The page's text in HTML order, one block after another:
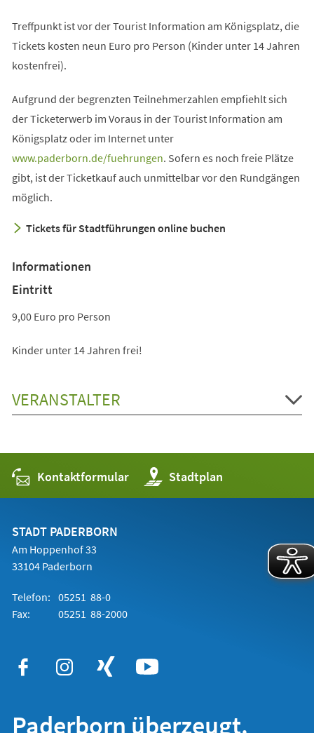
Treffpunkt ist vor der Tourist Information am Königsplatz, die
Tickets kosten neun Euro pro Person (Kinder unter 14 Jahren
kostenfrei).
Aufgrund der begrenzten Teilnehmerzahlen empfiehlt sich
der Ticketerwerb im Voraus in der Tourist Information am
Königsplatz oder im Internet unter
www.paderborn.de/fuehrungen
(Öffnet
einem
Tab)
. Sofern es noch freie Plätze
gibt, ist der Ticketkauf auch unmittelbar vor den Rundgängen
möglich.
Tickets für Stadtführungen online buchen
Informationen
Eintritt
9,00 Euro pro Person
Kinder unter 14 Jahren frei!
VERANSTALTER
Kontaktformular Stadtplan
(Öffnet
in
einem
STADT PADERBORN
Am Hoppenhof 33
33104 Paderborn
Telefon: 05251 88-0
Fax:
05251 88-2000
Paderborn überzeugt.